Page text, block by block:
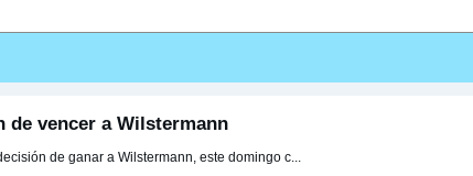
de vencer a Wilstermann
de ganar a Wilstermann, este domingo c...